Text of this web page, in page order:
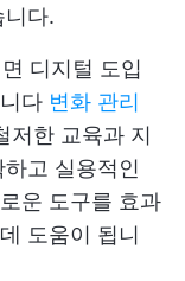
니다.
디지털 도입
다 변화 관리
저한 교육과 지
고 실용적인
운 도구를 효과
도움이 됩니